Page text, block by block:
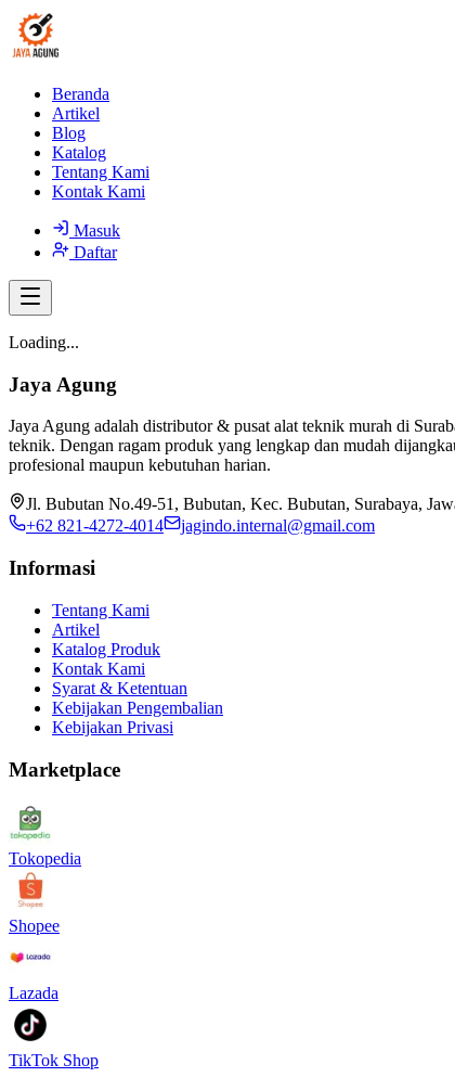
Beranda
Artikel
Blog
Katalog
Tentang Kami
Kontak Kami
Masuk
Daftar
Loading...
Jaya Agung
Jaya Agung adalah distributor & pusat alat teknik murah di
teknik. Dengan ragam produk yang lengkap dan mudah
profesional maupun kebutuhan harian.
Jl. Bubutan No.49-51, Bubutan, Kec. Bubutan, Surabaya,
+62 821-4272-4014
jagindo.internal@gmail.com
Informasi
Tentang Kami
Artikel
Katalog Produk
Kontak Kami
Syarat & Ketentuan
Kebijakan Pengembalian
Kebijakan Privasi
Marketplace
Tokopedia
Shopee
Lazada
TikTok Shop